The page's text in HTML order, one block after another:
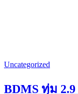
Uncategorized
BDMS ทุ่ม